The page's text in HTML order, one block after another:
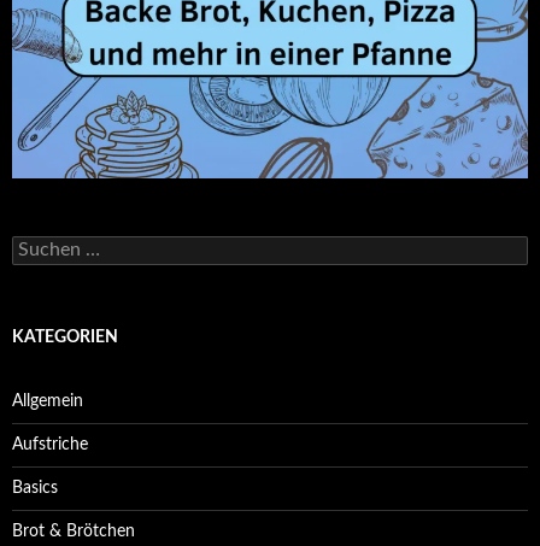
Suchen
nach:
KATEGORIEN
Allgemein
Aufstriche
Basics
Brot & Brötchen